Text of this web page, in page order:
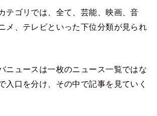
テゴリでは、全て、芸能、映画、音
メ、テレビといった下位分類が見られ
ニュースは一枚のニュース一覧ではな
入口を分け、その中で記事を見ていく